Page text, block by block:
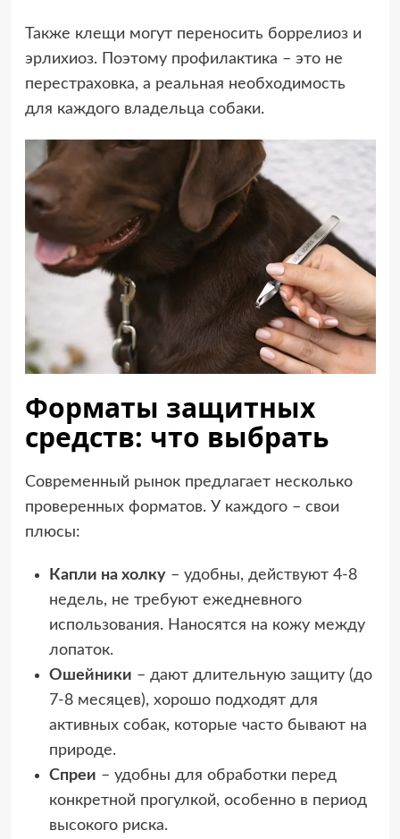
Также клещи могут переносить боррелиоз и
эрлихиоз. Поэтому профилактика – это не
перестраховка, а реальная необходимость
для каждого владельца собаки.
Форматы защитных
средств: что выбрать
Современный рынок предлагает несколько
проверенных форматов. У каждого – свои
плюсы:
Капли на холку– удобны, действуют 4-8
недель, не требуют ежедневного
использования. Наносятся на кожу между
лопаток.
Ошейники – дают длительную защиту (до
7-8 месяцев), хорошо подходят для
активных собак, которые часто бывают на
природе.
Спреи – удобны для обработки перед
конкретной прогулкой, особенно в период
высокого риска.